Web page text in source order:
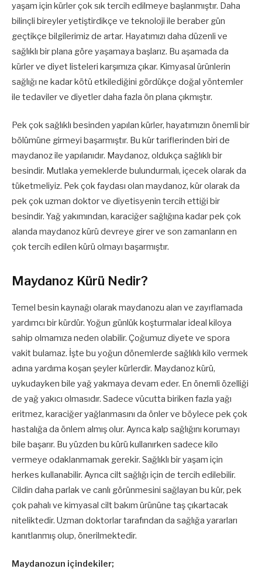
yaşam için kürler çok sık tercih edilmeye başlanmıştır. Daha
bilinçli bireyler yetiştirdikçe ve teknoloji ile beraber gün
geçtikçe bilgilerimiz de artar. Hayatımızı daha düzenli ve
sağlıklı bir plana göre yaşamaya başlarız. Bu aşamada da
kürler ve diyet listeleri karşımıza çıkar. Kimyasal ürünlerin
sağlığı ne kadar kötü etkilediğini gördükçe doğal yöntemler
ile tedaviler ve diyetler daha fazla ön plana çıkmıştır.
Pek çok sağlıklı besinden yapılan kürler, hayatımızın önemli bir
bölümüne girmeyi başarmıştır. Bu kür tariflerinden biri de
maydanoz ile yapılanıdır. Maydanoz, oldukça sağlıklı bir
besindir. Mutlaka yemeklerde bulundurmalı, içecek olarak da
tüketmeliyiz. Pek çok faydası olan maydanoz, kür olarak da
pek çok uzman doktor ve diyetisyenin tercih ettiği bir
besindir. Yağ yakımından, karaciğer sağlığına kadar pek çok
alanda maydanoz kürü devreye girer ve son zamanların en
çok tercih edilen kürü olmayı başarmıştır.
Maydanoz Kürü Nedir?
Temel besin kaynağı olarak maydanozu alan ve zayıflamada
yardımcı bir kürdür. Yoğun günlük koşturmalar ideal kiloya
sahip olmamıza neden olabilir. Çoğumuz diyete ve spora
vakit bulamaz. İşte bu yoğun dönemlerde sağlıklı kilo vermek
adına yardıma koşan şeyler kürlerdir. Maydanoz kürü,
uykudayken bile yağ yakmaya devam eder. En önemli özelliği
de yağ yakıcı olmasıdır. Sadece vücutta biriken fazla yağı
eritmez, karaciğer yağlanmasını da önler ve böylece pek çok
hastalığa da önlem almış olur. Ayrıca kalp sağlığını korumayı
bile başarır. Bu yüzden bu kürü kullanırken sadece kilo
vermeye odaklanmamak gerekir. Sağlıklı bir yaşam için
herkes kullanabilir. Ayrıca cilt sağlığı için de tercih edilebilir.
Cildin daha parlak ve canlı görünmesini sağlayan bu kür, pek
çok pahalı ve kimyasal cilt bakım ürününe taş çıkartacak
niteliktedir. Uzman doktorlar tarafından da sağlığa yararları
kanıtlanmış olup, önerilmektedir.
Maydanozun içindekiler;